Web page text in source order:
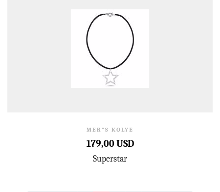
MER"S KOLYE
179,00 USD
Superstar